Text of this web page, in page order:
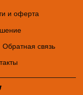
и оферта
Обратная связь